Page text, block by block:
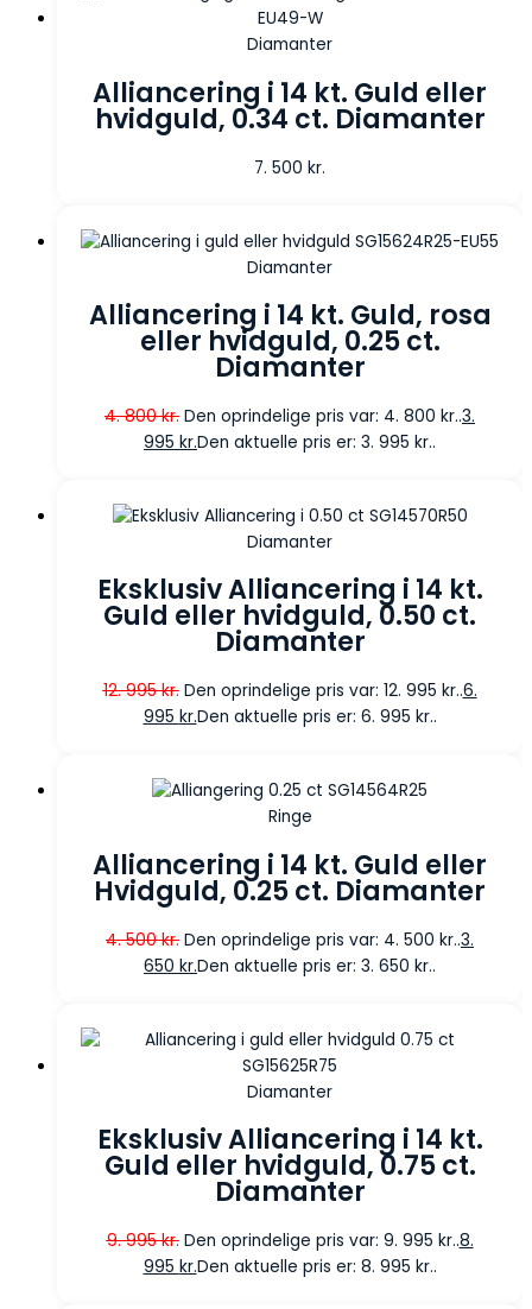
Diamanter
Alliancering i 14 kt. Guld eller
hvidguld, 0.34 ct. Diamanter
7. 500 kr.
Diamanter
Alliancering i 14 kt. Guld, rosa
eller hvidguld, 0.25 ct.
Diamanter
4. 800kr. Den oprindelige pris var: 4. 800 kr..3.
995 kr.Den aktuelle pris er: 3. 995 kr..
Diamanter
Eksklusiv Alliancering i 14 kt.
Guld eller hvidguld, 0.50 ct.
Diamanter
12. 995kr. Den oprindelige pris var: 12. 995 kr..6.
995 kr.Den aktuelle pris er: 6. 995 kr..
Ringe
Alliancering i 14 kt. Guld eller
Hvidguld, 0.25 ct. Diamanter
4. 500kr. Den oprindelige pris var: 4. 500 kr..3.
650 kr.Den aktuelle pris er: 3. 650 kr..
Diamanter
Eksklusiv Alliancering i 14 kt.
Guld eller hvidguld, 0.75 ct.
Diamanter
9. 995kr. Den oprindelige pris var: 9. 995 kr..8.
995 kr.Den aktuelle pris er: 8. 995 kr..